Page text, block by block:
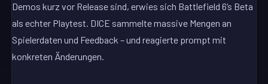
Demos kurz vor Release sind, erwies sich Battlefield 6’s Beta
als echter Playtest. DICE sammelte massive Mengen an
Spielerdaten und Feedback – und reagierte prompt mit
konkreten Änderungen.